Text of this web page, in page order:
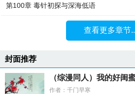
第100章 毒针初探与深海低语
查看更多章节
封面推荐
（综漫同人）我的好闺
作者：千门早寒